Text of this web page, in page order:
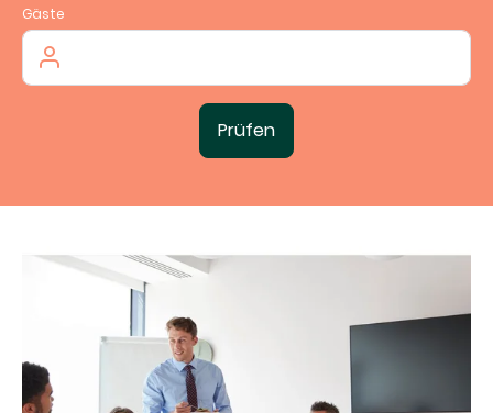
Gäste
Prüfen